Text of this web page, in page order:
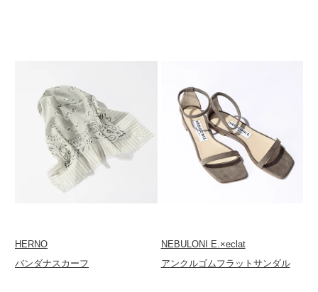
HERNO
バンダナスカーフ
NEBULONI E.×eclat
アンクルゴムフラットサンダル